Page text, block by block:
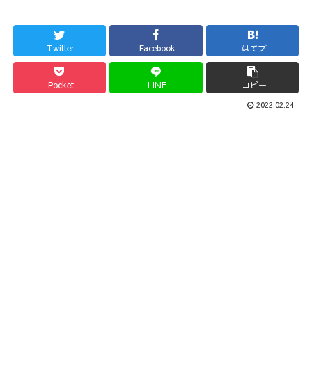
Twitter Facebook はてブ
Pocket LINE コピー
2022.02.24